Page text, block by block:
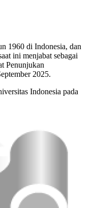
1960 di Indonesia, dan
ini menjabat sebagai
Penunjukan
2025.
Indonesia pada